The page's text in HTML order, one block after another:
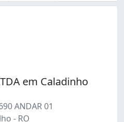
em Caladinho
ANDAR 01
- RO